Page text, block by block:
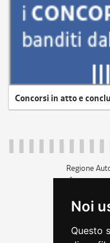
Noi
Questo
Concorsi in atto e
Regione
c.f.